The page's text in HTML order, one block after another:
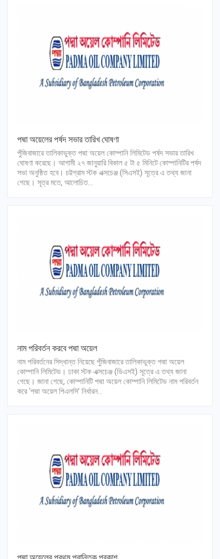
পদ্মা অয়েলের পর্ষদ সভার তারিখ ঘোষণা
পুঁজিবাজারে তালিকাভুক্ত পদ্মা অয়েল কোম্পানি লিমিটেড পর্ষদ সভার তারিখ
ঘোষণা করেছে। আগামী ২৭ জানুয়ারি বিকাল ৫ টা ৫ মিনিটে কোম্পানিটির পর্ষদ
সভা অনুষ্ঠিত হবে। চট্টগ্রাম স্টক এক্সচেঞ্জ (সিএসই) সূত্রে এ তথ্য জানা
গেছে। সূত্র মতে, আলোচিত…
নাম পরিবর্তন করবে পদ্মা অয়েল
নাম পরিবর্তনের সিদ্ধান্ত নিয়েছে পুঁজিবাজারে তালিকাভুক্ত পদ্মা অয়েল
কোম্পানি লিমিটেড। ঢাকা স্টক এক্সচেঞ্জ (ডিএসই) সূত্রে এ তথ্য জানা
গেছে। জানা গেছে, কোম্পানিটি পদ্মা অয়েল কোম্পানি লিমিটেড নাম পরিবর্তন
করে ‘পদ্মা অয়েল পিএলসি’ নির্ধারন…